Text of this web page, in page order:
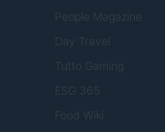
People Magazine
Day Travel
Tutto Gaming
ESG 365
Food Wiki